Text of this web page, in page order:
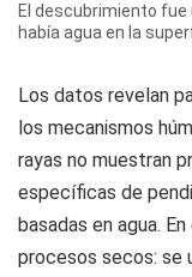
El descubrimiento fue
había agua en la
Los datos revelan
los mecanismos
rayas no muestran
específicas de
basadas en agua.
procesos secos: se